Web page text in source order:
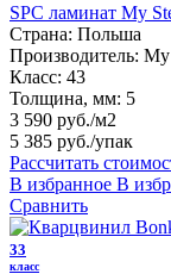
SPC ламинат My
Страна: Польша
Производитель: My
Класс: 43
Толщина, мм: 5
3 590 руб./м2
5 385 руб./упак
Рассчитать
В избранное В
Сравнить
33
класс